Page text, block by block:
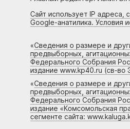
Сайт использует IP адреса,
Google-анатилика. Условия
«Сведения о размере и
предвыборных,
Федерального Собрания
издание www.kp40.ru (св-
«Сведения о размере и
предвыборных,
Федерального Собрания
издание «Комсомольская
сегменте сайта: